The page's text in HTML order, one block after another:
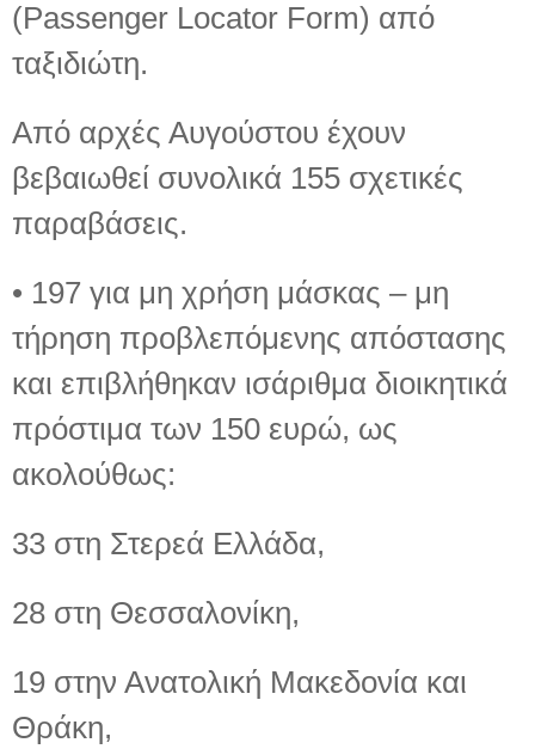
(Passenger Locator Form) από
ταξιδιώτη.
Από αρχές Αυγούστου έχουν
βεβαιωθεί συνολικά 155 σχετικές
παραβάσεις.
• 197 για μη χρήση μάσκας – μη
τήρηση προβλεπόμενης απόστασης
και επιβλήθηκαν ισάριθμα διοικητικά
πρόστιμα των 150 ευρώ, ως
ακολούθως:
33 στη Στερεά Ελλάδα,
28 στη Θεσσαλονίκη,
19 στην Ανατολική Μακεδονία και
Θράκη,